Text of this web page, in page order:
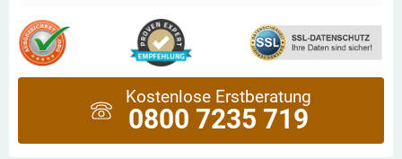
Kostenlose Erstberatung
0800 7235 719